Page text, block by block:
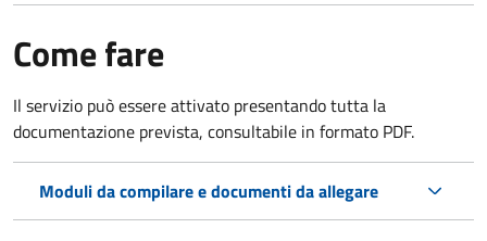
Come fare
Il servizio può essere attivato presentando tutta la
documentazione prevista, consultabile in formato PDF.
Moduli da compilare e documenti da allegare